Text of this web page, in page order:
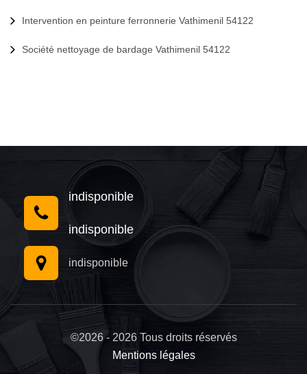
Intervention en peinture ferronnerie Vathimenil 54122
Société nettoyage de bardage Vathimenil 54122
indisponible
indisponible
indisponible
©2026 - 2026 Tous droits réservés
Mentions légales